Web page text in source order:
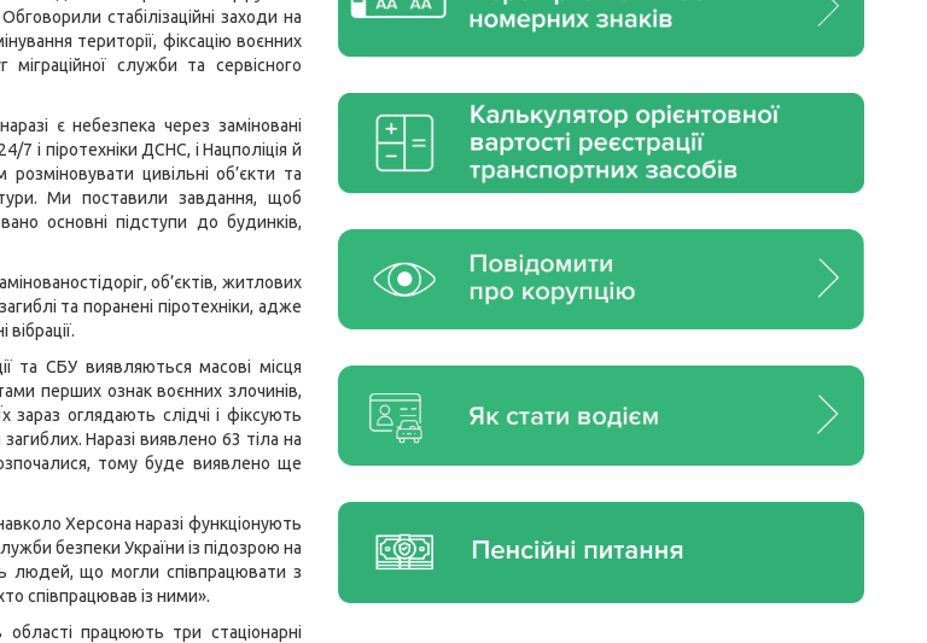
стабілізаційні заходи на
території, фіксацію воєнних
міграційної служби та сервісного
є небезпека через заміновані
і піротехніки ДСНС, і Нацполіція й
розміновувати цивільні об’єкти та
Ми поставили завдання, щоб
основні підступи до будинків,
об’єктів, житлових
та поранені піротехніки, адже
та СБУ виявляються масові місця
перших ознак воєнних злочинів,
зараз оглядають слідчі і фіксують
Наразі виявлено 63 тіла на
тому буде виявлено ще
Херсона наразі функціонують
безпеки України із підозрою на
людей, що могли співпрацювати з
співпрацював із ними».
працюють три стаціонарні